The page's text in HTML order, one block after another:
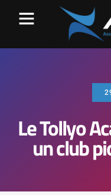
Le Tollyo
un club